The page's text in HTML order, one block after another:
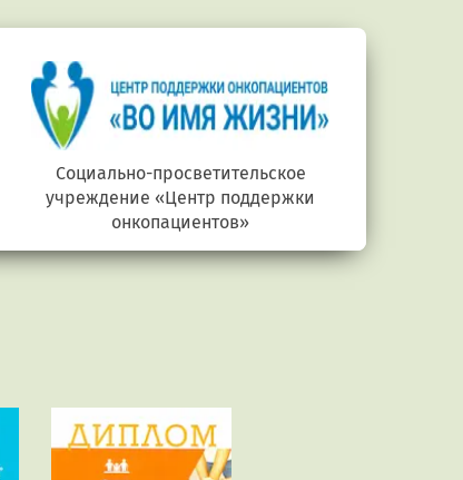
Социально-просветительское
учреждение «Центр поддержки
онкопациентов»